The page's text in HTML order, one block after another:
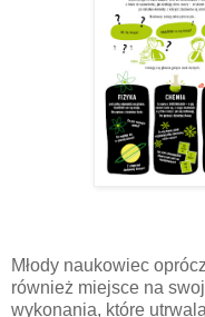
Młody naukowiec
również miejsce na
wykonania, które